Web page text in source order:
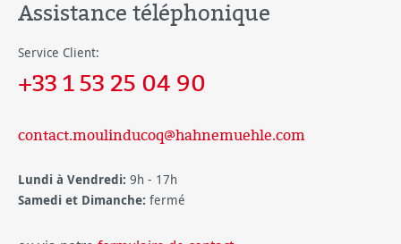
Assistance téléphonique
Service Client:
+33 1 53 25 04 90
contact.moulinducoq@hahnemuehle.com
Lundi à Vendredi: 9h - 17h
Samedi et Dimanche: fermé